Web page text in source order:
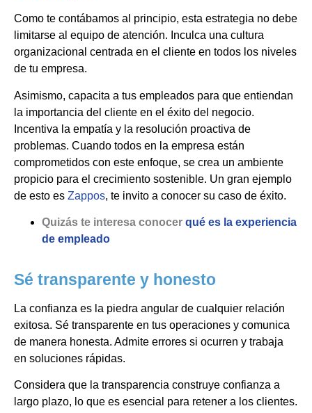
Como te contábamos al principio, esta estrategia no debe
limitarse al equipo de atención. Inculca una cultura
organizacional centrada en el cliente en todos los niveles
de tu empresa.
Asimismo, capacita a tus empleados para que entiendan
la importancia del cliente en el éxito del negocio.
Incentiva la empatía y la resolución proactiva de
problemas. Cuando todos en la empresa están
comprometidos con este enfoque, se crea un ambiente
propicio para el crecimiento sostenible. Un gran ejemplo
de esto es Zappos, te invito a conocer su caso de éxito.
Quizás te interesa conocer qué es la experiencia
de empleado
Sé transparente y honesto
La confianza es la piedra angular de cualquier relación
exitosa. Sé transparente en tus operaciones y comunica
de manera honesta. Admite errores si ocurren y trabaja
en soluciones rápidas.
Considera que la transparencia construye confianza a
largo plazo, lo que es esencial para retener a los clientes.